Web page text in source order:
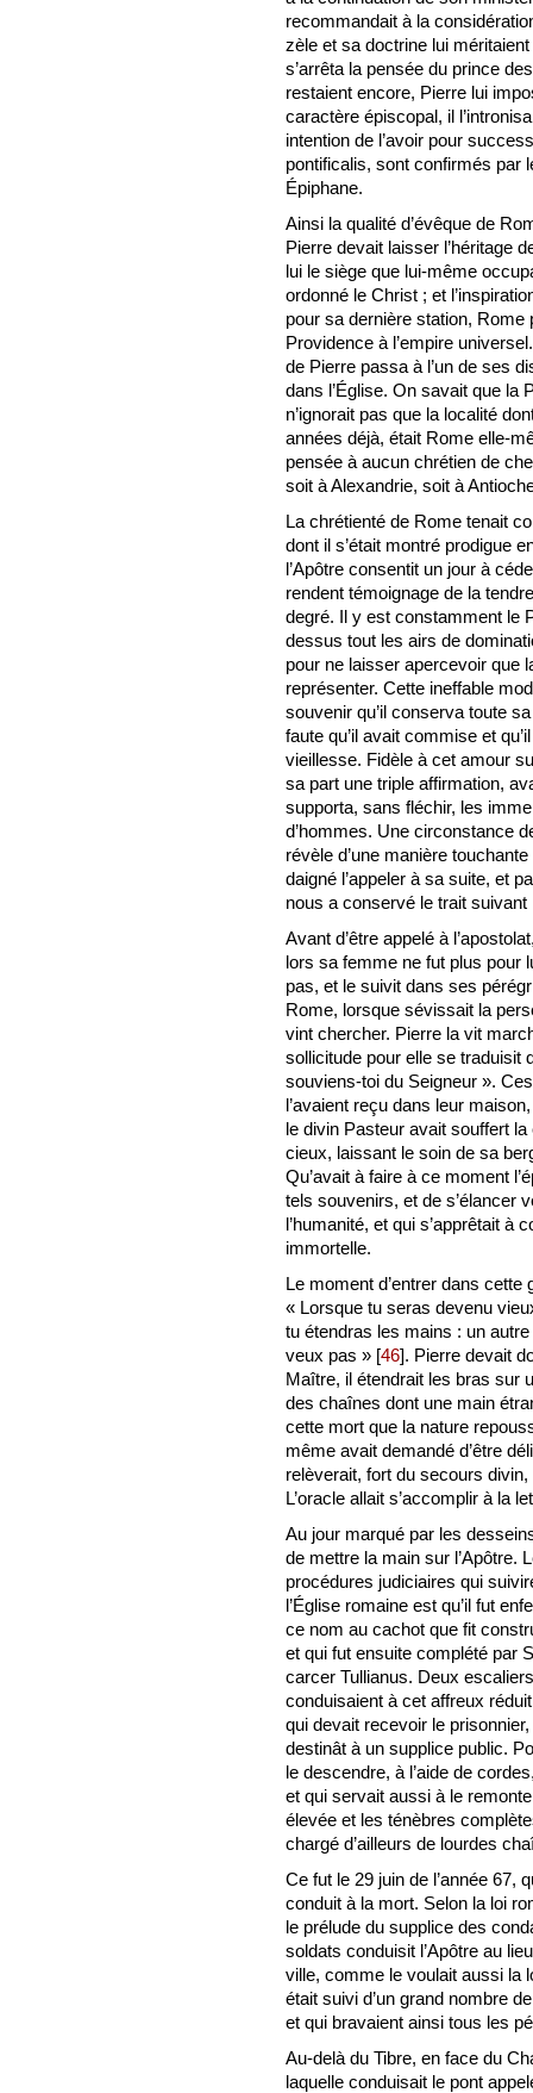
recommandait à la
zèle et sa doctrine lui
s’arrêta la pensée du prince
restaient encore, Pierre lui
caractère épiscopal, il
intention de l’avoir pour
pontificalis, sont confirmés par
Épiphane.
Ainsi la qualité d’évêque de
Pierre devait laisser l’héritage
lui le siège que lui-même
ordonné le Christ ; et
pour sa dernière station, Rome
Providence à l’empire
de Pierre passa à l’un de ses
dans l’Église. On savait que la
n’ignorait pas que la localité
années déjà, était Rome elle-
pensée à aucun chrétien de
soit à Alexandrie, soit à
La chrétienté de Rome tenait
dont il s’était montré prodigue
l’Apôtre consentit un jour à
rendent témoignage de la
degré. Il y est constamment le
dessus tout les airs de
pour ne laisser apercevoir que
représenter. Cette ineffable
souvenir qu’il conserva toute
faute qu’il avait commise et
vieillesse. Fidèle à cet amour
sa part une triple affirmation,
supporta, sans fléchir, les
d’hommes. Une circonstance
révèle d’une manière
daigné l’appeler à sa suite, et
nous a conservé le trait suivant
Avant d’être appelé à
lors sa femme ne fut plus pour
pas, et le suivit dans ses
Rome, lorsque sévissait la
vint chercher. Pierre la vit
sollicitude pour elle se traduisit
souviens-toi du Seigneur ».
l’avaient reçu dans leur
le divin Pasteur avait souffert
cieux, laissant le soin de sa
Qu’avait à faire à ce moment
tels souvenirs, et de s’élancer
l’humanité, et qui s’apprêtait à
immortelle.
Le moment d’entrer dans
« Lorsque tu seras devenu
tu étendras les mains : un
veux pas » [46]. Pierre devait
Maître, il étendrait les bras sur
des chaînes dont une main
cette mort que la nature
même avait demandé d’être
relèverait, fort du secours
L’oracle allait s’accomplir à la
Au jour marqué par les
de mettre la main sur l’Apôtre.
procédures judiciaires qui
l’Église romaine est qu’il fut
ce nom au cachot que fit
et qui fut ensuite complété par
carcer Tullianus. Deux
conduisaient à cet affreux
qui devait recevoir le
destinât à un supplice public.
le descendre, à l’aide de
et qui servait aussi à le
élevée et les ténèbres
chargé d’ailleurs de lourdes
Ce fut le 29 juin de l’année 67,
conduit à la mort. Selon la loi
le prélude du supplice des
soldats conduisit l’Apôtre au
ville, comme le voulait aussi la
était suivi d’un grand nombre
et qui bravaient ainsi tous les
Au-delà du Tibre, en face du
laquelle conduisait le pont